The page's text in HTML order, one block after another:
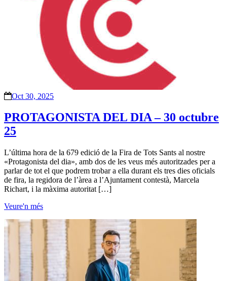
Oct 30, 2025
PROTAGONISTA DEL DIA – 30 octubre
25
L’última hora de la 679 edició de la Fira de Tots Sants al nostre
«Protagonista del dia», amb dos de les veus més autoritzades per a
parlar de tot el que podrem trobar a ella durant els tres dies oficials
de fira, la regidora de l’àrea a l’Ajuntament contestà, Marcela
Richart, i la màxima autoritat […]
Veure'n més